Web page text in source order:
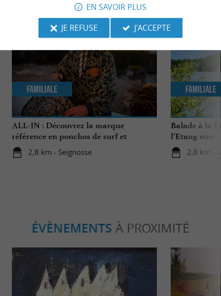
ALL-IN : Découvrez la marque
référence en ponchos de surf et
accessoires de sports nautiques !
2,8 km - Seignosse
Familiale
Balade à la
l’Etang noir
2,8 km -
Familiale
ÉVÈNEMENTS À PROXIMITÉ
EN SAVOIR PLUS
JE REFUSE
J'ACCEPTE